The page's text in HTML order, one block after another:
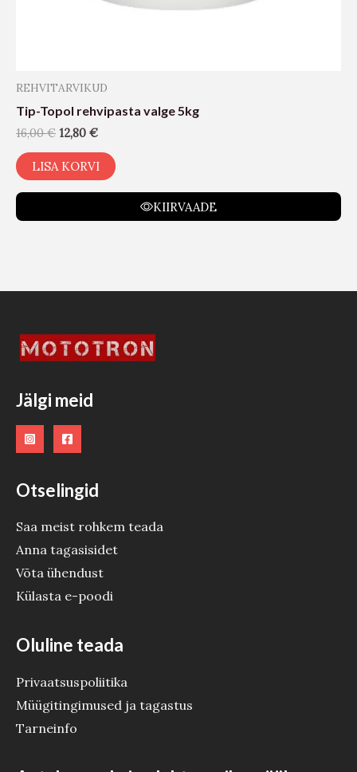
REHVITARVIKUD
Tip-Topol rehvipasta valge 5kg
16,00€ 12,80 €
LISA KORVI
KIIRVAADE
Jälgi meid
Otselingid
Saa meist rohkem teada
Anna tagasisidet
Võta ühendust
Külasta e-poodi
Oluline teada
Privaatsuspoliitika
Müügitingimused ja tagastus
Tarneinfo